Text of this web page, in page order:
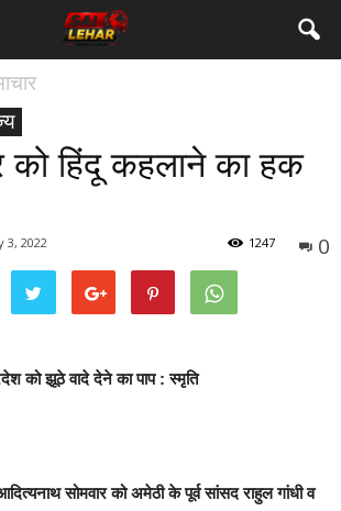
को हि‍ंदू कहलाने का हक
3, 2022 0
1247
को झूठे वादे देने का पाप : स्मृति
सोमवार को अमेठी के पूर्व सांसद राहुल गांधी व